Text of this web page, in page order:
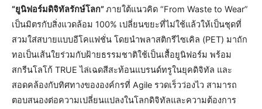
“ยูนิฟอร์มดิจิทัลรักษ์โลก”ภายใต้แนวคิด “From Waste to Wear”
เป็นมิตรกับสิ่งแวดล้อม 100% เปลี่ยนขยะที่ไม่ใช้แล้วให้เป็นชุดที่
สวมใส่สบายแบบอีโคแฟชั่น โดยนำพลาสติกรีไซเคิล (PET) มาถัก
ทอเป็นเส้นใยร่วมกับฝ้ายธรรมชาติใช้เป็นเสื้อยูนิฟอร์ม พร้อม
สกรีนโลโก้ TRUE ไล่เฉดสีสะท้อนแบรนด์ทรูในยุคดิจิทัล และ
สอดคล้องกับทิศทางขององค์กรที่ Agile รวดเร็วว่องไว สามารถ
ตอบสนองต่อความเปลี่ยนแปลงในโลกดิจิทัลและความต้องการ